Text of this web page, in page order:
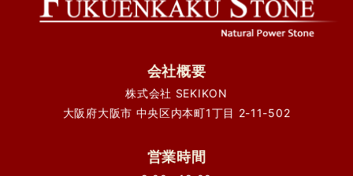
会社概要
株式会社 SEKIKON
大阪府大阪市 中央区内本町1丁目 2-11-502
営業時間